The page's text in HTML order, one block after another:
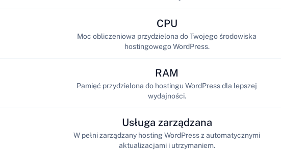
CPU
Moc obliczeniowa przydzielona do Twojego środowiska
hostingowego WordPress.
RAM
Pamięć przydzielona do hostingu WordPress dla lepszej
wydajności.
Usługa zarządzana
W pełni zarządzany hosting WordPress z automatycznymi
aktualizacjami i utrzymaniem.